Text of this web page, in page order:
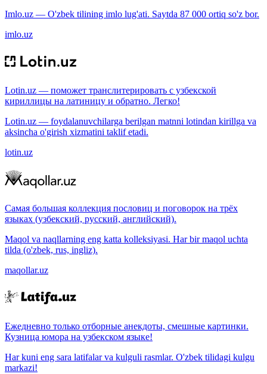
Imlo.uz — O'zbek tilining imlo lug'ati. Saytda 87 000 ortiq so'z bor.
imlo.uz
Lotin.uz — поможет транслитерировать с узбекской
кириллицы на латиницу и обратно. Легко!
Lotin.uz — foydalanuvchilarga berilgan matnni lotindan kirillga va
aksincha o'girish xizmatini taklif etadi.
lotin.uz
Самая большая коллекция пословиц и поговорок на трёх
языках (узбекский, русский, английский).
Maqol va naqllarning eng katta kolleksiyasi. Har bir maqol uchta
tilda (o'zbek, rus, ingliz).
maqollar.uz
Ежедневно только отборные анекдоты, смешные картинки.
Кузница юмора на узбекском языке!
Har kuni eng sara latifalar va kulguli rasmlar. O'zbek tilidagi kulgu
markazi!